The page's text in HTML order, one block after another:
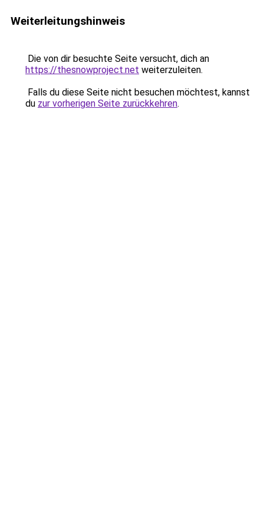
Weiterleitungshinweis
Die von dir besuchte Seite versucht, dich an
https://thesnowproject.net weiterzuleiten.
Falls du diese Seite nicht besuchen möchtest, kannst
du zur vorherigen Seite zurückkehren.